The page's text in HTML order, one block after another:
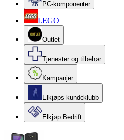
PC-komponenter
LEGO
Outlet
Tjenester og tilbehør
Kampanjer
Elkjøps kundeklubb
Elkjøp Bedrift